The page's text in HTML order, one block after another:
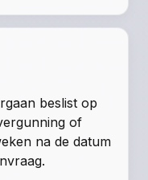
beslist op
of
na de datum